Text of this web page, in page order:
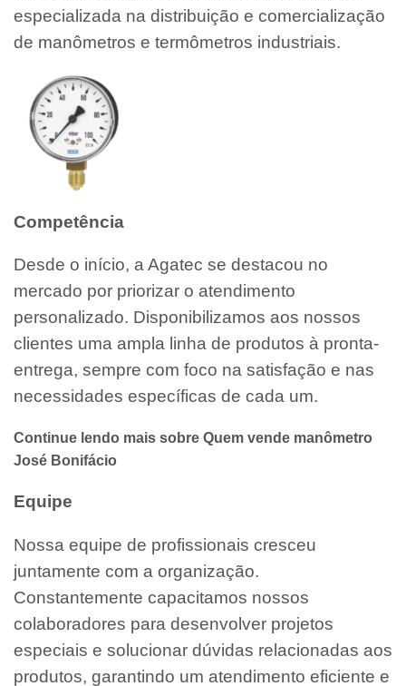
especializada na distribuição e comercialização
de manômetros e termômetros industriais.
Competência
Desde o início, a Agatec se destacou no
mercado por priorizar o atendimento
personalizado. Disponibilizamos aos nossos
clientes uma ampla linha de produtos à pronta-
entrega, sempre com foco na satisfação e nas
necessidades específicas de cada um.
Continue lendo mais sobre Quem vende manômetro
José Bonifácio
Equipe
Nossa equipe de profissionais cresceu
juntamente com a organização.
Constantemente capacitamos nossos
colaboradores para desenvolver projetos
especiais e solucionar dúvidas relacionadas aos
produtos, garantindo um atendimento eficiente e